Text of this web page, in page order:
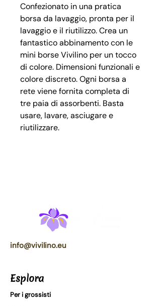
Confezionato in una pratica
borsa da lavaggio, pronta per il
lavaggio e il riutilizzo. Crea un
fantastico abbinamento con le
mini borse Vivilino per un tocco
di colore. Dimensioni funzionali e
colore discreto. Ogni borsa a
rete viene fornita completa di
tre paia di assorbenti. Basta
usare, lavare, asciugare e
riutilizzare.
info@vivilino.eu
Esplora
Per i grossisti